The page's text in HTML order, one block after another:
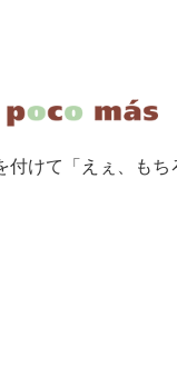
けて「えぇ、もち